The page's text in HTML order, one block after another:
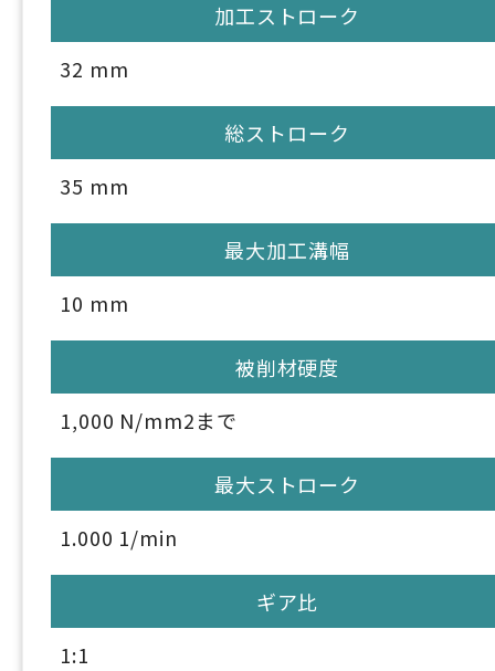
加工ストローク
32 mm
総ストローク
35 mm
最大加工溝幅
10 mm
被削材硬度
1,000 N/mm2まで
最大ストローク
1.000 1/min
ギア比
1:1